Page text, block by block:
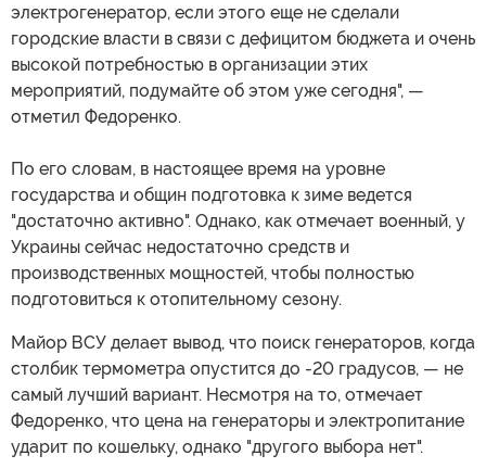
электрогенератор, если этого еще не сделали
городские власти в связи с дефицитом бюджета и очень
высокой потребностью в организации этих
мероприятий, подумайте об этом уже сегодня", —
отметил Федоренко.
По его словам, в настоящее время на уровне
государства и общин подготовка к зиме ведется
"достаточно активно". Однако, как отмечает военный, у
Украины сейчас недостаточно средств и
производственных мощностей, чтобы полностью
подготовиться к отопительному сезону.
Майор ВСУ делает вывод, что поиск генераторов, когда
столбик термометра опустится до -20 градусов, — не
самый лучший вариант. Несмотря на то, отмечает
Федоренко, что цена на генераторы и электропитание
ударит по кошельку, однако "другого выбора нет".